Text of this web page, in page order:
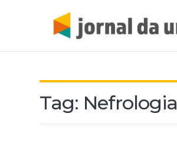
Tag: Nefrologia